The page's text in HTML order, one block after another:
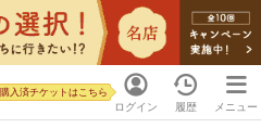
ログイン
購入済チケットはこちら
履歴 メニュー